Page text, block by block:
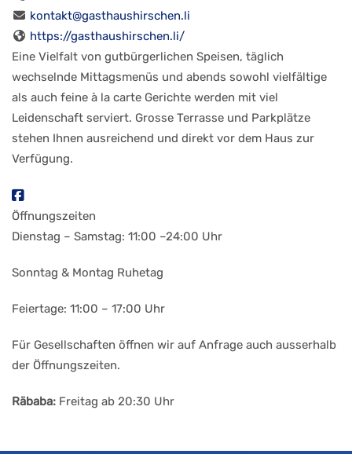
kontakt@gasthaushirschen.li
https://gasthaushirschen.li/
Eine Vielfalt von gutbürgerlichen Speisen, täglich
wechselnde Mittagsmenüs und abends sowohl vielfältige
als auch feine à la carte Gerichte werden mit viel
Leidenschaft serviert. Grosse Terrasse und Parkplätze
stehen Ihnen ausreichend und direkt vor dem Haus zur
Verfügung.
Öffnungszeiten
Dienstag – Samstag: 11:00 –24:00 Uhr
Sonntag & Montag Ruhetag
Feiertage: 11:00 – 17:00 Uhr
Für Gesellschaften öffnen wir auf Anfrage auch ausserhalb
der Öffnungszeiten.
Räbaba: Freitag ab 20:30 Uhr